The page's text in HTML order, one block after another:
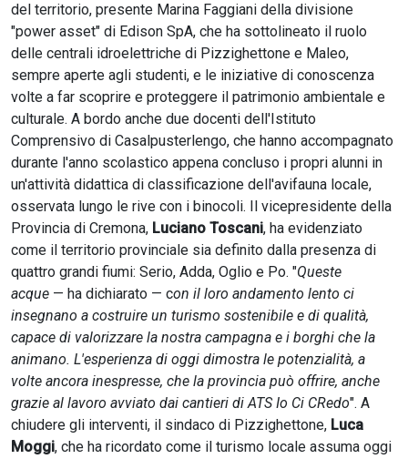
del territorio, presente Marina Faggiani della divisione
"power asset" di Edison SpA, che ha sottolineato il ruolo
delle centrali idroelettriche di Pizzighettone e Maleo,
sempre aperte agli studenti, e le iniziative di conoscenza
volte a far scoprire e proteggere il patrimonio ambientale e
culturale. A bordo anche due docenti dell'Istituto
Comprensivo di Casalpusterlengo, che hanno accompagnato
durante l'anno scolastico appena concluso i propri alunni in
un'attività didattica di classificazione dell'avifauna locale,
osservata lungo le rive con i binocoli. Il vicepresidente della
Provincia di Cremona, Luciano Toscani, ha evidenziato
come il territorio provinciale sia definito dalla presenza di
quattro grandi fiumi: Serio, Adda, Oglio e Po. "Queste
acque — ha dichiarato — con il loro andamento lento ci
insegnano a costruire un turismo sostenibile e di qualità,
capace di valorizzare la nostra campagna e i borghi che la
animano. L'esperienza di oggi dimostra le potenzialità, a
volte ancora inespresse, che la provincia può offrire, anche
grazie al lavoro avviato dai cantieri di ATS Io Ci CRedo". A
chiudere gli interventi, il sindaco di Pizzighettone, Luca
Moggi, che ha ricordato come il turismo locale assuma oggi